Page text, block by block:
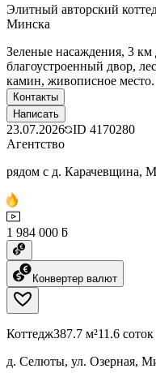
Элитный авторский
Минска
Зеленые насаждения, 3
благоустроенный двор,
камин, живописное место.
Контакты
Написать
23.07.2026 ID 4170280
Агентство
рядом с д. Карачевщина,
1 984 000 ƃ
Конвертер валют
Коттедж387.7 м²11.6 соток
д. Селюты, ул. Озерная,